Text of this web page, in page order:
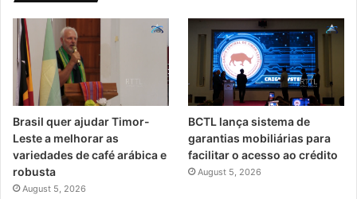
Brasil quer ajudar Timor-
Leste a melhorar as
variedades de café arábica e
robusta
August 5, 2026
BCTL lança sistema de
garantias mobiliárias para
facilitar o acesso ao crédito
August 5, 2026